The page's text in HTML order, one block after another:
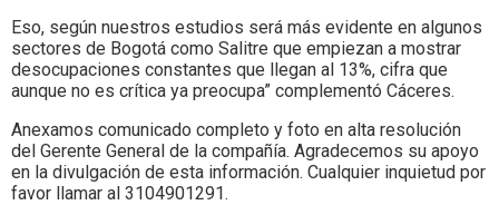
Eso, según nuestros estudios será más evidente en algunos
sectores de Bogotá como Salitre que empiezan a mostrar
desocupaciones constantes que llegan al 13%, cifra que
aunque no es crítica ya preocupa” complementó Cáceres.
Anexamos comunicado completo y foto en alta resolución
del Gerente General de la compañía. Agradecemos su apoyo
en la divulgación de esta información. Cualquier inquietud por
favor llamar al 3104901291.